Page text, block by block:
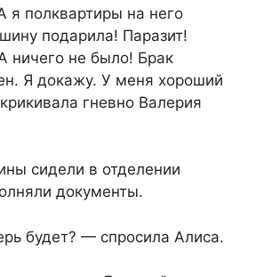
я полквартиры на него
подарила! Паразит!
ничего не было! Брак
Я докажу. У меня хороший
гневно Валерия
сидели в отделении
документы.​
будет? — спросила Алиса.​